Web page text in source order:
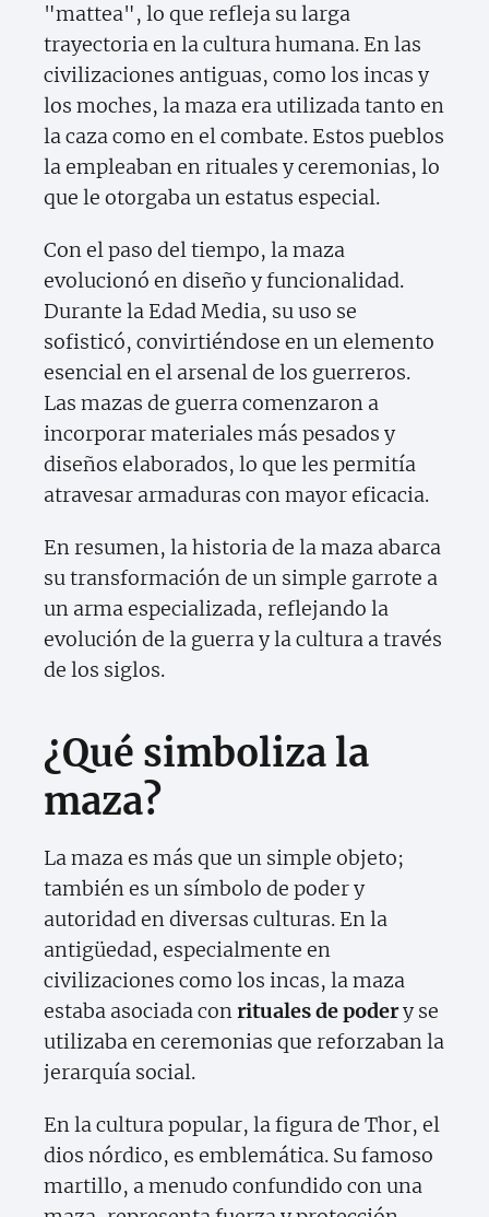
"mattea", lo que refleja su larga
trayectoria en la cultura humana. En las
civilizaciones antiguas, como los incas y
los moches, la maza era utilizada tanto en
la caza como en el combate. Estos pueblos
la empleaban en rituales y ceremonias, lo
que le otorgaba un estatus especial.
Con el paso del tiempo, la maza
evolucionó en diseño y funcionalidad.
Durante la Edad Media, su uso se
sofisticó, convirtiéndose en un elemento
esencial en el arsenal de los guerreros.
Las mazas de guerra comenzaron a
incorporar materiales más pesados y
diseños elaborados, lo que les permitía
atravesar armaduras con mayor eficacia.
En resumen, la historia de la maza abarca
su transformación de un simple garrote a
un arma especializada, reflejando la
evolución de la guerra y la cultura a través
de los siglos.
¿Qué simboliza la
maza?
La maza es más que un simple objeto;
también es un símbolo de poder y
autoridad en diversas culturas. En la
antigüedad, especialmente en
civilizaciones como los incas, la maza
estaba asociada conrituales de podery se
utilizaba en ceremonias que reforzaban la
jerarquía social.
En la cultura popular, la figura de Thor, el
dios nórdico, es emblemática. Su famoso
martillo, a menudo confundido con una